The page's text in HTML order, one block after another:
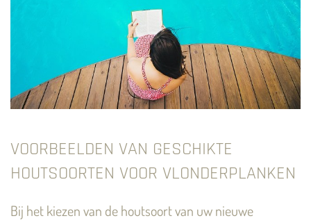
VOORBEELDEN VAN GESCHIKTE
HOUTSOORTEN VOOR VLONDERPLANKEN
Bij het kiezen van de houtsoort van uw nieuwe